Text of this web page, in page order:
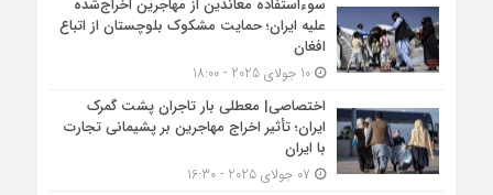
سوءاستفاده معاندین از مهاجرین اخراج‌شده
علیه ایران؛ حمایت مشکوک بلوچستان از اتباع
افغان
10 جولای 2025 - 18:00
اختصاصی| معطلی بار تاجران پشت گمرک
ایران؛ تأثیر اخراج مهاجرین بر پشیمانی تجارت
با ایران